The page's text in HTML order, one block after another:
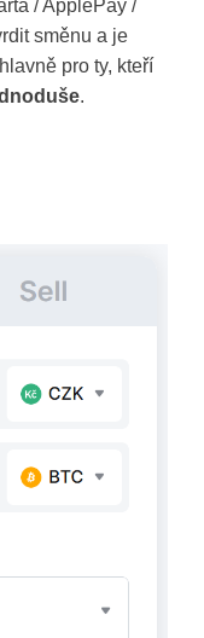
/ ApplePay /
směnu a je
pro ty, kteří
.